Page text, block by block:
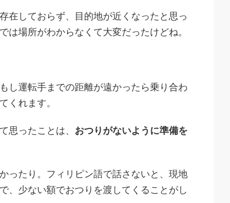
在しておらず、目的地が近くなったと思っ
は場所がわからなくて大変だったけどね。
し運転手までの距離が遠かったら乗り合わ
くれます。
思ったことは、 おつりがないように準備を
ったり。フィリピン語で話さないと、現地
、少ない額でおつりを渡してくることがし